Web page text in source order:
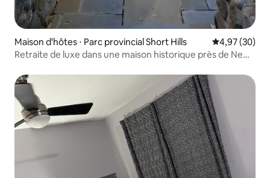
Maison d'hôtes ⋅ Parc provincial Short Hills Évaluation
4,97 (30)
Retraite de luxe dans une maison historique près de New